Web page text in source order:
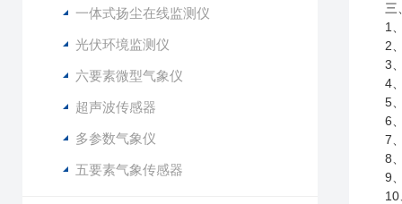
一体式扬尘在线监测仪
光伏环境监测仪
六要素微型气象仪
超声波传感器
多参数气象仪
五要素气象传感器
三
1
2
3
4
5
6
7
8
9
10